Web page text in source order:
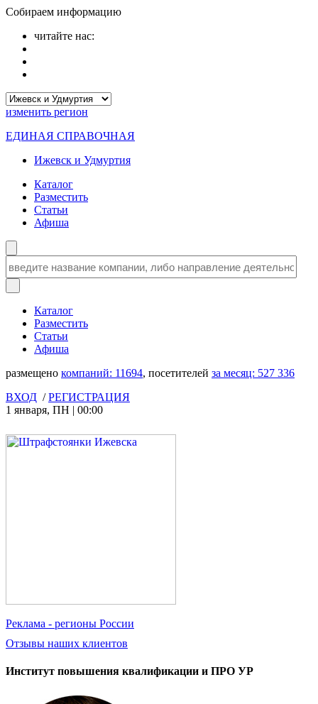
Собираем информацию
читайте нас:
изменить регион
ЕДИНАЯ СПРАВОЧНАЯ
Ижевск и Удмуртия
Каталог
Разместить
Статьи
Афиша
Каталог
Разместить
Статьи
Афиша
размещено компаний: 11694, посетителей за месяц: 527 336
ВХОД /РЕГИСТРАЦИЯ
1 января, ПН | 00:00
Реклама - регионы России
Отзывы наших клиентов
Институт повышения квалификации и ПРО УР